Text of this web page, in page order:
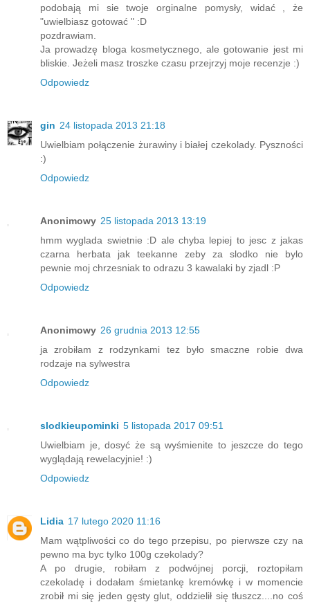
podobają mi sie twoje orginalne pomysły, widać , że
"uwielbiasz gotować " :D
pozdrawiam.
Ja prowadzę bloga kosmetycznego, ale gotowanie jest mi
bliskie. Jeżeli masz troszke czasu przejrzyj moje recenzje :)
Odpowiedz
gin 24 listopada 2013 21:18
Uwielbiam połączenie żurawiny i białej czekolady. Pyszności
:)
Odpowiedz
Anonimowy 25 listopada 2013 13:19
hmm wyglada swietnie :D ale chyba lepiej to jesc z jakas
czarna herbata jak teekanne zeby za slodko nie bylo
pewnie moj chrzesniak to odrazu 3 kawalaki by zjadl :P
Odpowiedz
Anonimowy 26 grudnia 2013 12:55
ja zrobiłam z rodzynkami tez było smaczne robie dwa
rodzaje na sylwestra
Odpowiedz
slodkieupominki 5 listopada 2017 09:51
Uwielbiam je, dosyć że są wyśmienite to jeszcze do tego
wyglądają rewelacyjnie! :)
Odpowiedz
Lidia 17 lutego 2020 11:16
Mam wątpliwości co do tego przepisu, po pierwsze czy na
pewno ma byc tylko 100g czekolady?
A po drugie, robiłam z podwójnej porcji, roztopiłam
czekoladę i dodałam śmietankę kremówkę i w momencie
zrobił mi się jeden gęsty glut, oddzielił się tłuszcz....no coś